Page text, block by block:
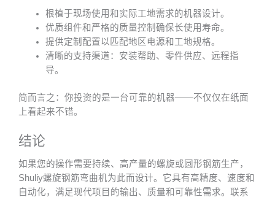
根植于现场使用和实际工地需求的机器设计。
优质组件和严格的质量控制确保长使用寿命。
提供定制配置以匹配地区电源和工地规格。
清晰的支持渠道：安装帮助、零件供应、远程指
导。
简而言之：你投资的是一台可靠的机器——不仅仅在纸面
上看起来不错。
结论
如果您的操作需要持续、高产量的螺旋或圆形钢筋生产，
Shuliy螺旋钢筋弯曲机为此而设计。它具有高精度、速度和
自动化，满足现代项目的输出、质量和可靠性需求。联系